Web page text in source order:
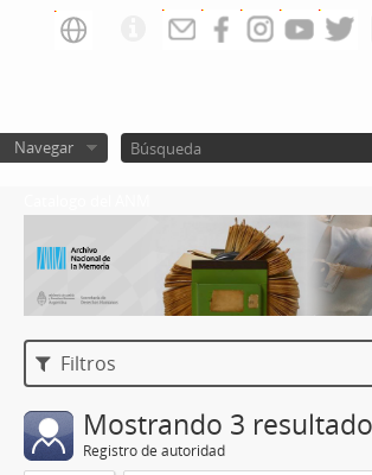
Navegar
Filtros
Mostrando 3
Registro de autoridad